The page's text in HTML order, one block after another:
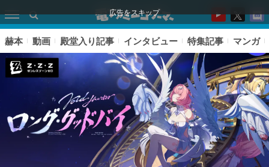
広告をスキップ
赫本 動画 殿堂入り記事 インタビュー 特集記事 マンガ